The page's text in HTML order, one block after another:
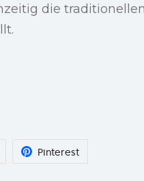
die traditionellen
Pinterest